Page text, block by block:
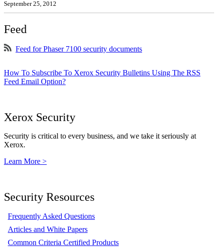
September 25, 2012
Feed
Feed for Phaser 7100 security documents
How To Subscribe To Xerox Security Bulletins Using The RSS
Feed Email Option?
Xerox Security
Security is critical to every business, and we take it seriously at
Xerox.
Learn More >
Security Resources
Frequently Asked Questions
Articles and White Papers
Common Criteria Certified Products